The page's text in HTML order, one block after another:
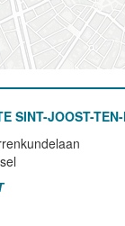
SINT-JOOST-